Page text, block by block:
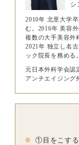
シ
2010年 北里大学
む。2016年 美容
複数の大手美容外
2021年 独立し名
ック院長を務める。
元日本外科学会認
アンチエイジング
①目をこする